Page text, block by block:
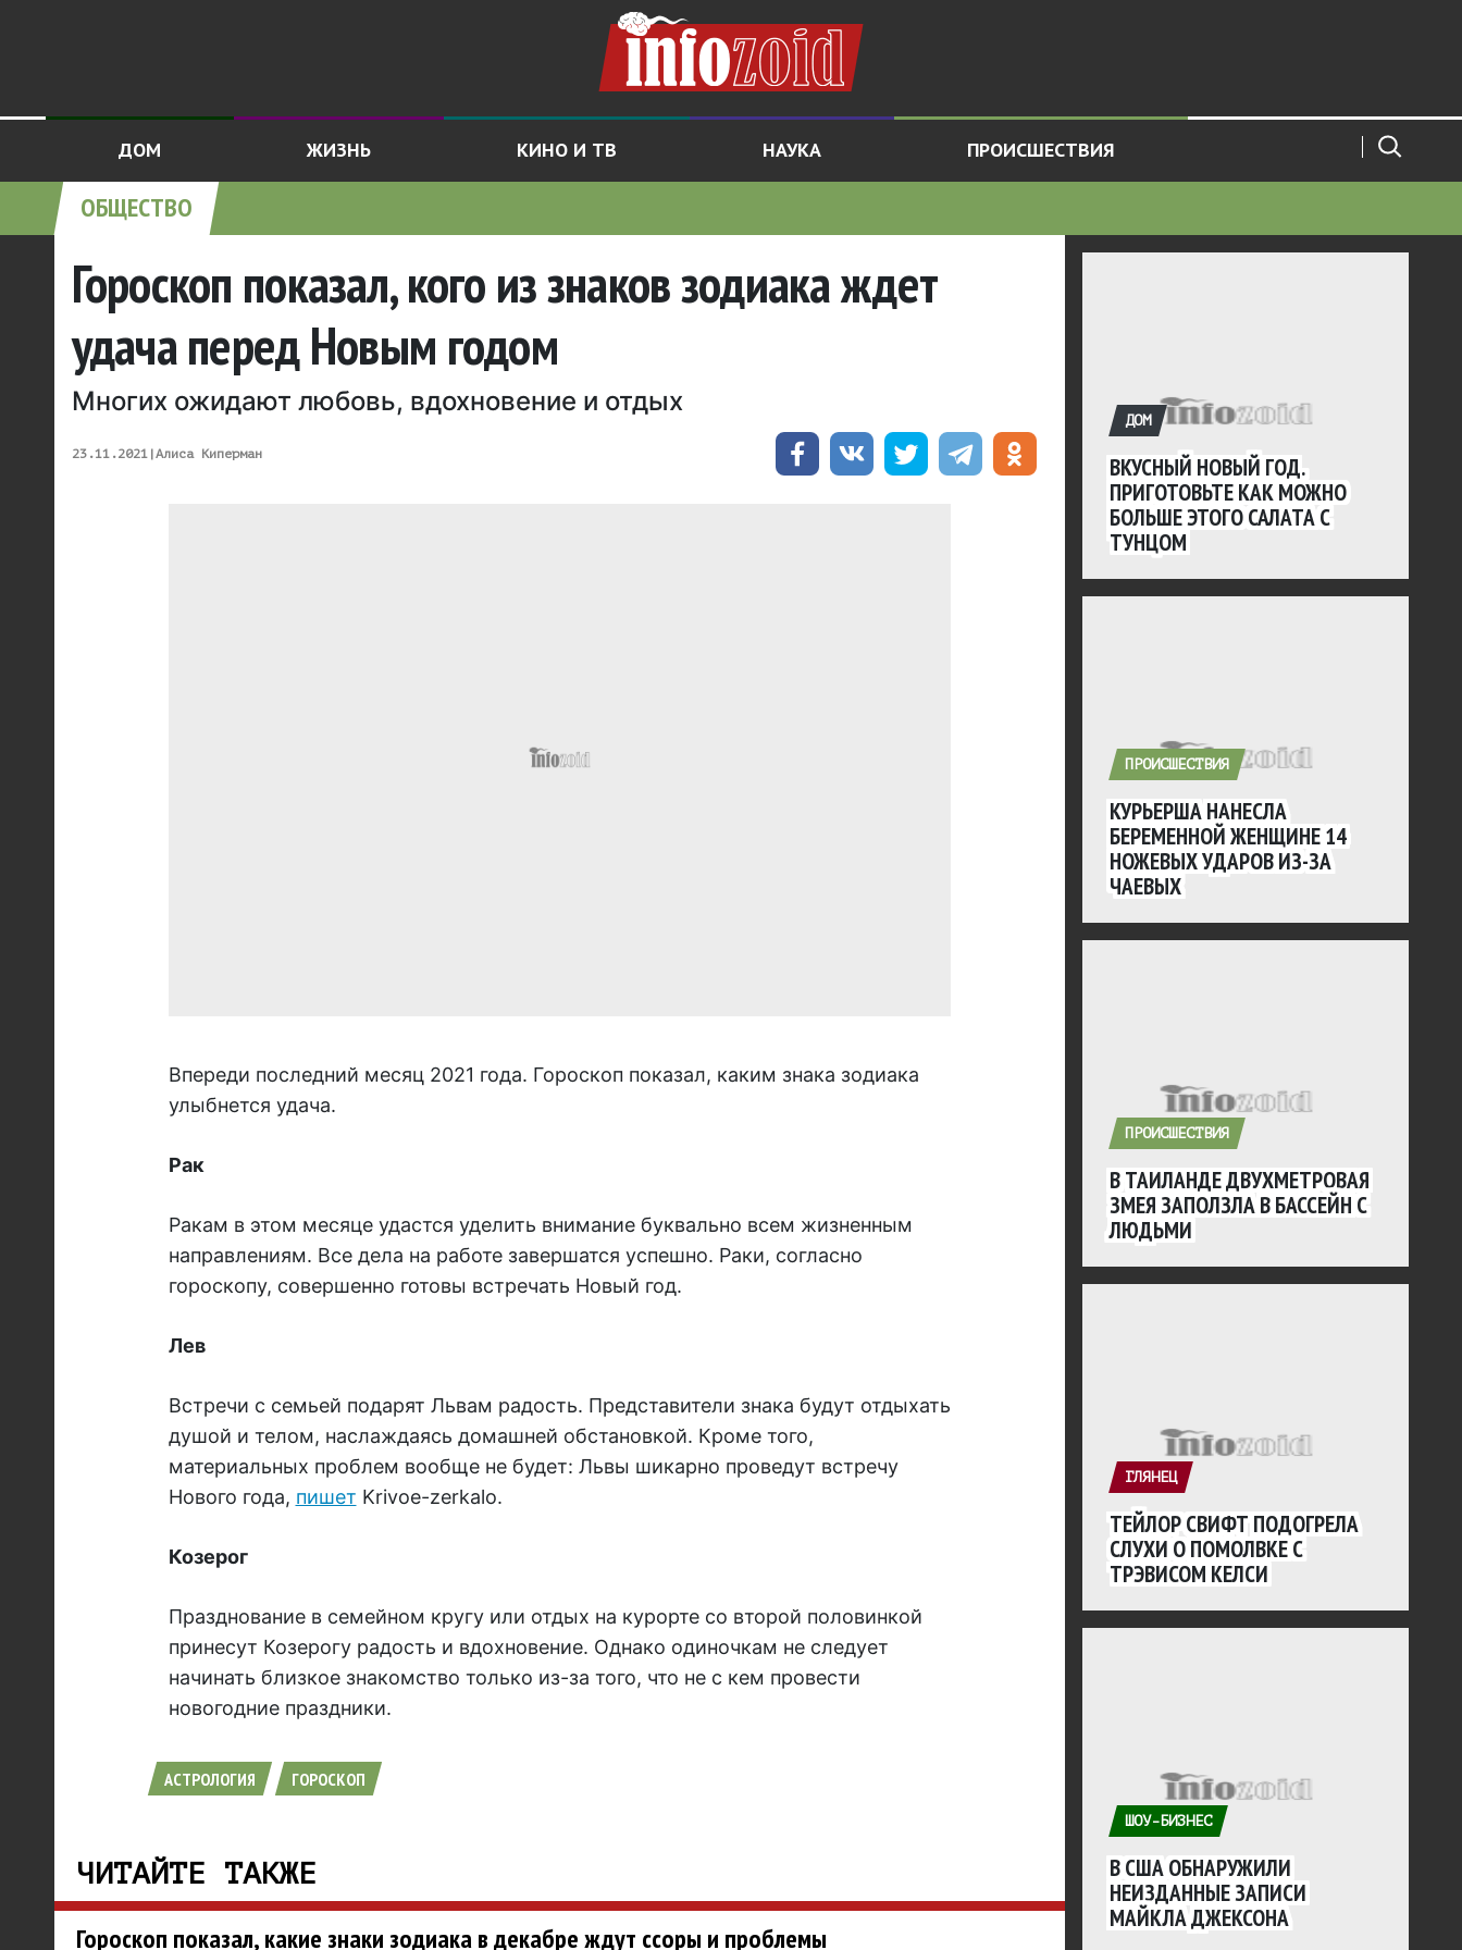
ДОМ ЖИЗНЬ КИНО И ТВ НАУКА ПРОИСШЕСТВИЯ
ОБЩЕСТВО
Гороскоп показал, кого из знаков зодиака ждет
удача перед Новым годом
Многих ожидают любовь, вдохновение и отдых
23.11.2021 |Алиса Киперман
Впереди последний месяц 2021 года. Гороскоп показал, каким знака зодиака
улыбнется удача.
Рак
Ракам в этом месяце удастся уделить внимание буквально всем жизненным
направлениям. Все дела на работе завершатся успешно. Раки, согласно
гороскопу, совершенно готовы встречать Новый год.
Лев
Встречи с семьей подарят Львам радость. Представители знака будут отдыхать
душой и телом, наслаждаясь домашней обстановкой. Кроме того,
материальных проблем вообще не будет: Львы шикарно проведут встречу
Нового года, пишет Krivoe-zerkalo.
Козерог
Празднование в семейном кругу или отдых на курорте со второй половинкой
принесут Козерогу радость и вдохновение. Однако одиночкам не следует
начинать близкое знакомство только из-за того, что не с кем провести
новогодние праздники.
АСТРОЛОГИЯ ГОРОСКОП
ЧИТАЙТЕ ТАКЖЕ
Гороскоп показал, какие знаки зодиака в декабре ждут ссоры и проблемы
ДОМ
ВКУСНЫЙ НОВЫЙ ГОД.
ПРИГОТОВЬТЕ КАК МОЖНО
БОЛЬШЕ ЭТОГО САЛАТА С
ТУНЦОМ
ПРОИСШЕСТВИЯ
КУРЬЕРША НАНЕСЛА
БЕРЕМЕННОЙ ЖЕНЩИНЕ 14
НОЖЕВЫХ УДАРОВ ИЗ-ЗА
ЧАЕВЫХ
ПРОИСШЕСТВИЯ
В ТАИЛАНДЕ ДВУХМЕТРОВАЯ
ЗМЕЯ ЗАПОЛЗЛА В БАССЕЙН С
ЛЮДЬМИ
ГЛЯНЕЦ
ТЕЙЛОР СВИФТ ПОДОГРЕЛА
СЛУХИ О ПОМОЛВКЕ С
ТРЭВИСОМ КЕЛСИ
ШОУ-БИЗНЕС
В США ОБНАРУЖИЛИ
НЕИЗДАННЫЕ ЗАПИСИ
МАЙКЛА ДЖЕКСОНА